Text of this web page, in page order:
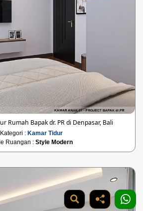
Rumah Bapak dr. PR di Denpasar, Bali
Kategori : Kamar Tidur
Ruangan : Style Modern